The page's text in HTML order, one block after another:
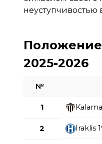
Положение
2025-2026
№
1
2 Iraklis